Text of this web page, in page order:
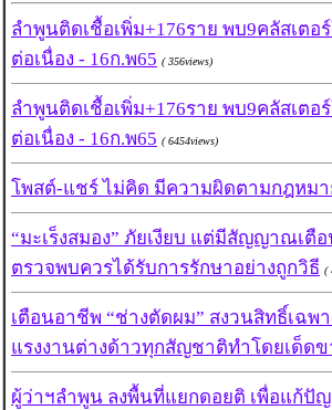
ลำพูนติดเชื้อเพิ่ม+176ราย พบ9คลัสเตอ
ต่อเนื่อง - 16ก.พ65 ( 356views)
ลำพูนติดเชื้อเพิ่ม+176ราย พบ9คลัสเตอ
ต่อเนื่อง - 16ก.พ65 ( 6454views)
โพสต์-แชร์ ไม่คิด มีความผิดตามกฎหมา
“มะเร็งสมอง” ภัยเงียบ แต่มีสัญญาณเตือ
ตรวจพบควรได้รับการรักษาอย่างถูกวิธี (
เตือนอาชีพ “ช่างตัดผม” สงวนสิทธิ์เฉพ
แรงงานต่างด้าวทุกสัญชาติทำโดยเด็ดข
ผู้ว่าฯลำพูน ลงพื้นที่แยกดอยติ เพื่อแก้ปัญ